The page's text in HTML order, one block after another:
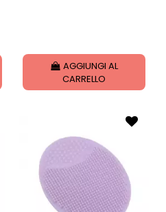
AGGIUNGI AL
CARRELLO